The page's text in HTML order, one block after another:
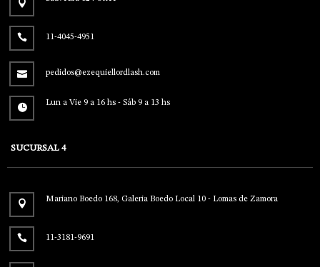
11-4045-4951
pedidos@ezequiellordlash.com
Lun a Vie 9 a 16 hs - Sáb 9 a 13 hs
SUCURSAL 4
Mariano Boedo 168, Galeria Boedo Local 10 - Lomas de Zamora
11-3181-9691